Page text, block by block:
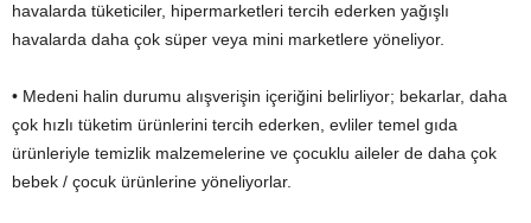
havalarda tüketiciler, hipermarketleri tercih ederken yağışlı
havalarda daha çok süper veya mini marketlere yöneliyor.
• Medeni halin durumu alışverişin içeriğini belirliyor; bekarlar, daha
çok hızlı tüketim ürünlerini tercih ederken, evliler temel gıda
ürünleriyle temizlik malzemelerine ve çocuklu aileler de daha çok
bebek / çocuk ürünlerine yöneliyorlar.